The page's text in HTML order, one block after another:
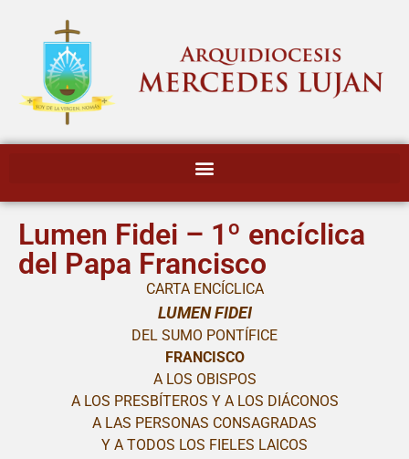
Lumen Fidei – 1º encíclica
del Papa Francisco
CARTA ENCÍCLICA
LUMEN FIDEI
DEL SUMO PONTÍFICE
FRANCISCO
A LOS OBISPOS
A LOS PRESBÍTEROS Y A LOS DIÁCONOS
A LAS PERSONAS CONSAGRADAS
Y A TODOS LOS FIELES LAICOS